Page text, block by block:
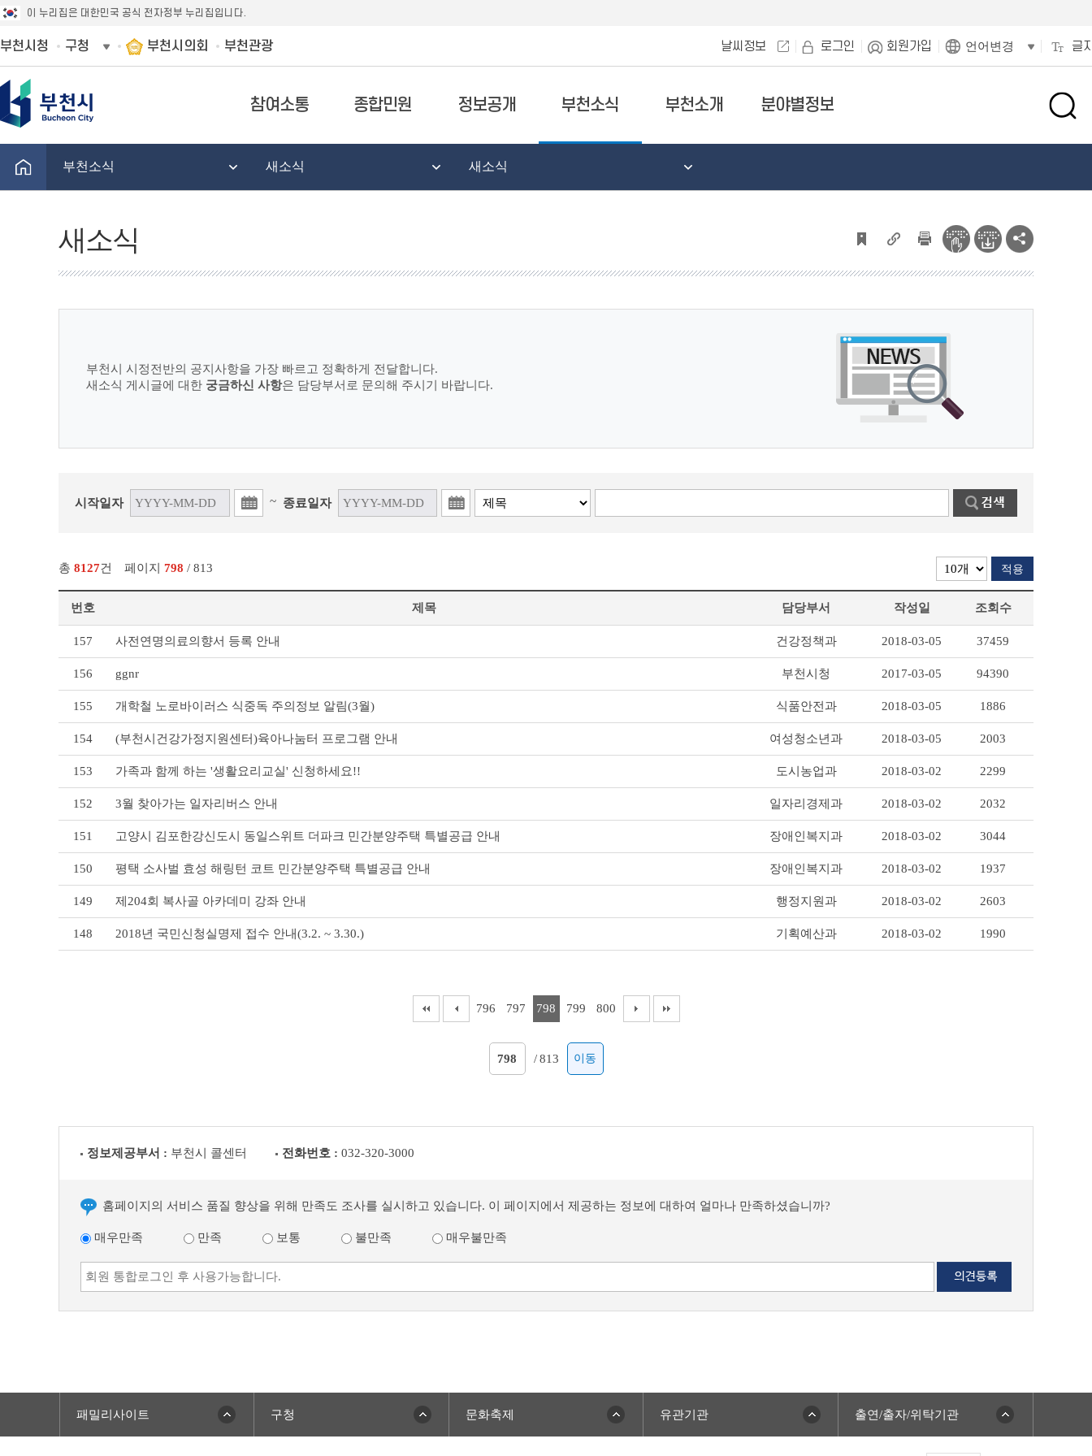
이 누리집은 대한민국 공식 전자정부 누리집입니다.
부천시청 구청 부천시의회 부천관광 날씨정보 로그인 회원가입 언어변경 글
참여소통 종합민원 정보공개 부천소식 부천소개 분야별정보
검
창
부천소식 새소식 새소식
새소식
부천시 시정전반의 공지사항을 가장 빠르고 정확하게 전달합니다.
새소식 게시글에 대한 궁금하신 사항은 담당부서로 문의해 주시기 바랍니다.
시작일자 ~ 종료일자
총 8127건 페이지 798 / 813 적용
테
블
번호 제목 담당부서 작성일 조회수
157 사전연명의료의향서 등록 안내 건강정책과 2018-03-05 37459
156 ggnr 부천시청 2017-03-05 94390
155 개학철 노로바이러스 식중독 주의정보 알림(3월) 식품안전과 2018-03-05 1886
154 (부천시건강가정지원센터)육아나눔터 프로그램 안내 여성청소년과 2018-03-05 2003
153 가족과 함께 하는 '생활요리교실' 신청하세요!! 도시농업과 2018-03-02 2299
152 3월 찾아가는 일자리버스 안내 일자리경제과 2018-03-02 2032
151 고양시 김포한강신도시 동일스위트 더파크 민간분양주택 특별공급 안내 장애인복지과 2018-03-02 3044
150 평택 소사벌 효성 해링턴 코트 민간분양주택 특별공급 안내 장애인복지과 2018-03-02 1937
149 제204회 복사골 아카데미 강좌 안내 행정지원과 2018-03-02 2603
148 2018년 국민신청실명제 접수 안내(3.2. ~ 3.30.) 기획예산과 2018-03-02 1990
796 797 798 799 800
/ 813 이동
정보제공부서 : 부천시 콜센터 전화번호 : 032-320-3000
홈페이지의 서비스 품질 향상을 위해 만족도 조사를 실시하고 있습니다. 이 페이지에서 제공하는 정보에 대하여 얼마나 만족하셨습니까?
매우만족 만족 보통 불만족 매우불만족
패밀리사이트 구청 문화축제 유관기관 출연/출자/위탁기관